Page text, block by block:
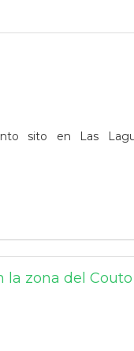
sito en Las
la zona del Couto